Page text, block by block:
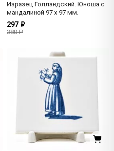
Изразец Голландский. Юноша с
мандалиной 97 x 97 мм.
297 ₽
380 ₽